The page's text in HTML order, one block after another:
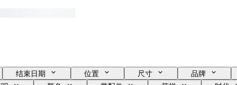
结束日期 位置 尺寸 品牌